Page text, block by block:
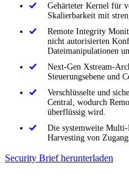
Gehärteter Kernel für
Skalierbarkeit mit
Remote Integrity
nicht autorisierten
Dateimanipulationen
Next-Gen Xstream-
Steuerungsebene und
Verschlüsselte und
Central, wodurch
überflüssig wird.
Die systemweite
Harvesting von
Security Brief herunterladen